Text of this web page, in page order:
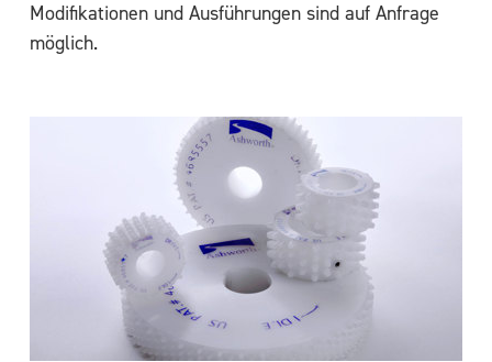
Modifikationen und Ausführungen sind auf Anfrage
möglich.